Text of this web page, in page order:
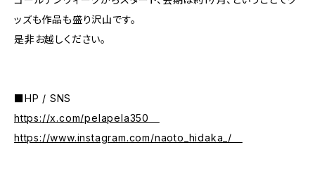
ッズも作品も盛り沢山です。
是非お越しください。
■HP / SNS
https://x.com/pelapela350
https://www.instagram.com/naoto_hidaka_/